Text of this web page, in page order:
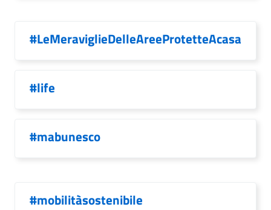
#LeMeraviglieDelleAreeProtetteAcasa
#life
#mabunesco
#mobilitàsostenibile